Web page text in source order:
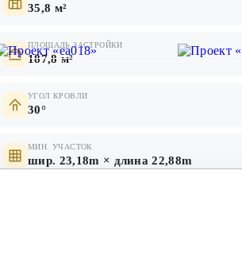
35,8 м²
ПЛОЩАДЬ ЗАСТРОЙКИ
187,8 м²
УГОЛ КРОВЛИ
30°
МИН. УЧАСТОК
шир. 23,18m × длина 22,88m